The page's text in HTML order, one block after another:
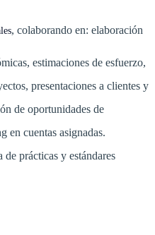
, colaborando en: elaboración
estimaciones de esfuerzo,
presentaciones a clientes y
de oportunidades de
en cuentas asignadas.
prácticas y estándares